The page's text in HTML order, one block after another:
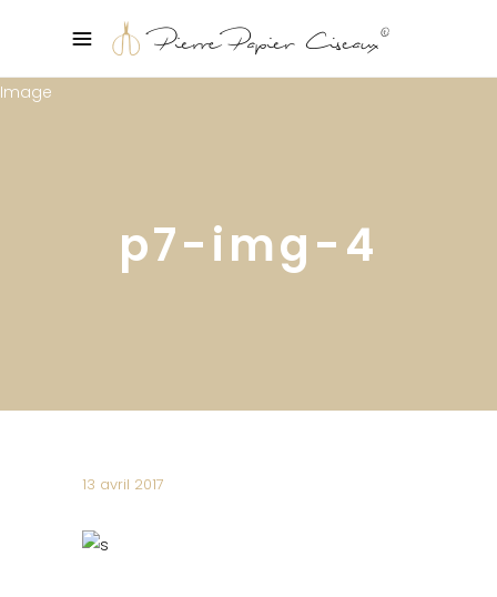
p7-img-4
13 avril 2017